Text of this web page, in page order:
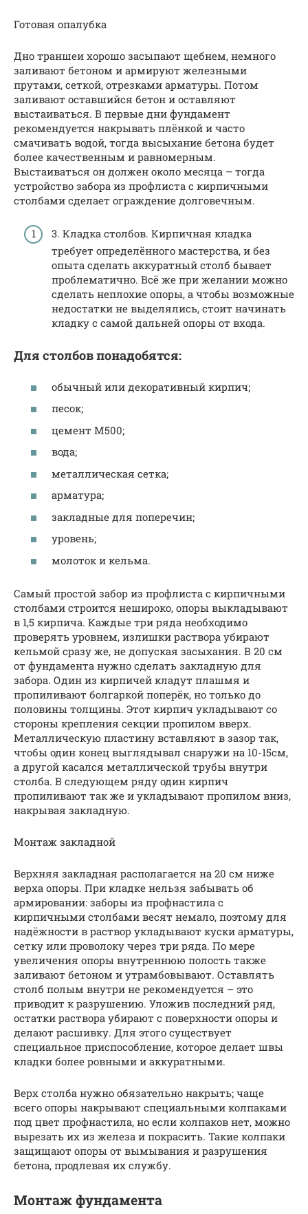
Готовая опалубка
Дно траншеи хорошо засыпают щебнем, немного
заливают бетоном и армируют железными
прутами, сеткой, отрезками арматуры. Потом
заливают оставшийся бетон и оставляют
выстаиваться. В первые дни фундамент
рекомендуется накрывать плёнкой и часто
смачивать водой, тогда высыхание бетона будет
более качественным и равномерным.
Выстаиваться он должен около месяца – тогда
устройство забора из профлиста с кирпичными
столбами сделает ограждение долговечным.
3. Кладка столбов. Кирпичная кладка
требует определённого мастерства, и без
опыта сделать аккуратный столб бывает
проблематично. Всё же при желании можно
сделать неплохие опоры, а чтобы возможные
недостатки не выделялись, стоит начинать
кладку с самой дальней опоры от входа.
Для столбов понадобятся:
обычный или декоративный кирпич;
песок;
цемент М500;
вода;
металлическая сетка;
арматура;
закладные для поперечин;
уровень;
молоток и кельма.
Самый простой забор из профлиста с кирпичными
столбами строится нешироко, опоры выкладывают
в 1,5 кирпича. Каждые три ряда необходимо
проверять уровнем, излишки раствора убирают
кельмой сразу же, не допуская засыхания. В 20 см
от фундамента нужно сделать закладную для
забора. Один из кирпичей кладут плашмя и
пропиливают болгаркой поперёк, но только до
половины толщины. Этот кирпич укладывают со
стороны крепления секции пропилом вверх.
Металлическую пластину вставляют в зазор так,
чтобы один конец выглядывал снаружи на 10-15см,
а другой касался металлической трубы внутри
столба. В следующем ряду один кирпич
пропиливают так же и укладывают пропилом вниз,
накрывая закладную.
Монтаж закладной
Верхняя закладная располагается на 20 см ниже
верха опоры. При кладке нельзя забывать об
армировании: заборы из профнастила с
кирпичными столбами весят немало, поэтому для
надёжности в раствор укладывают куски арматуры,
сетку или проволоку через три ряда. По мере
увеличения опоры внутреннюю полость также
заливают бетоном и утрамбовывают. Оставлять
столб полым внутри не рекомендуется – это
приводит к разрушению. Уложив последний ряд,
остатки раствора убирают с поверхности опоры и
делают расшивку. Для этого существует
специальное приспособление, которое делает швы
кладки более ровными и аккуратными.
Верх столба нужно обязательно накрыть; чаще
всего опоры накрывают специальными колпаками
под цвет профнастила, но если колпаков нет, можно
вырезать их из железа и покрасить. Такие колпаки
защищают опоры от вымывания и разрушения
бетона, продлевая их службу.
Монтаж фундамента